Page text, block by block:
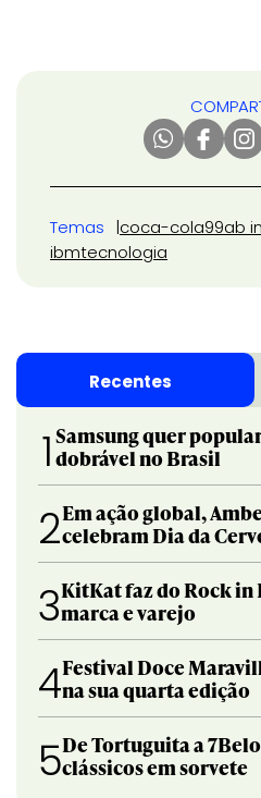
Temas coca-cola99ab
ibmtecnologia
Recentes
1 Samsung quer
dobrável no Brasil
2Em ação global,
celebram Dia da
3KitKat faz do Rock
marca e varejo
4Festival Doce
na sua quarta edição
5De Tortuguita a
clássicos em sorvete